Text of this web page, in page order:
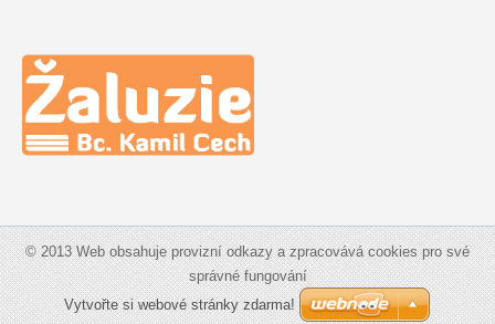
© 2013 Web obsahuje provizní odkazy a zpracovává cookies pro své
správné fungování
Vytvořte si webové stránky zdarma!